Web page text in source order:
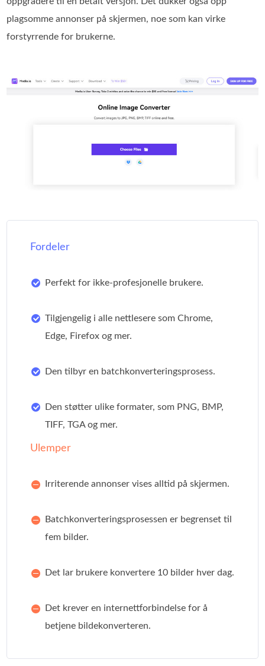
plagsomme annonser på skjermen, noe som kan virke
forstyrrende for brukerne.
Fordeler
Perfekt for ikke-profesjonelle brukere.
Tilgjengelig i alle nettlesere som Chrome,
Edge, Firefox og mer.
Den tilbyr en batchkonverteringsprosess.
Den støtter ulike formater, som PNG, BMP,
TIFF, TGA og mer.
Ulemper
Irriterende annonser vises alltid på skjermen.
Batchkonverteringsprosessen er begrenset til
fem bilder.
Det lar brukere konvertere 10 bilder hver dag.
Det krever en internettforbindelse for å
betjene bildekonverteren.